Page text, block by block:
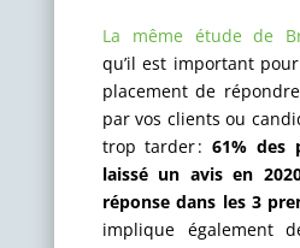
La même étude de
qu’il est important
placement de
par vos clients ou
trop tarder :61% des
laissé un avis en
réponse dans les 3
implique également